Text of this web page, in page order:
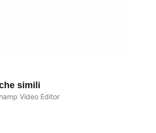
simili
Video Editor